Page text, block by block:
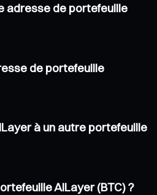
adresse de portefeuille
de portefeuille
à un autre portefeuille
AILayer (BTC) ?